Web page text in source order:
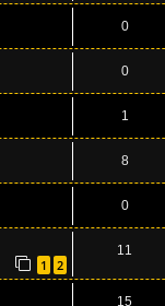
0
0
1
8
0
1 2
11
15